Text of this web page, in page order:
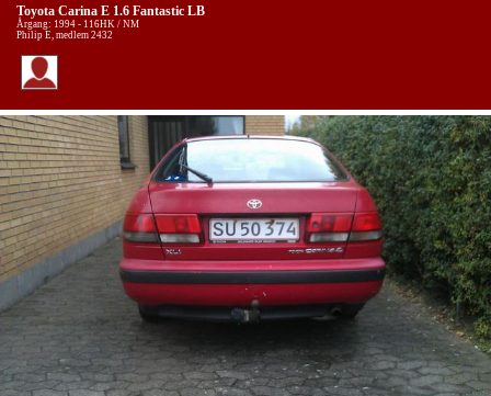
Toyota Carina E 1.6 Fantastic LB
Årgang: 1994 - 116HK / NM
Philip E, medlem 2432